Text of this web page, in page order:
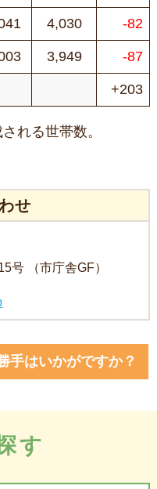
4,030 -82
3,949 -87
+203
れる世帯数。
せ
号 （市庁舎GF）
手はいかがですか？
す